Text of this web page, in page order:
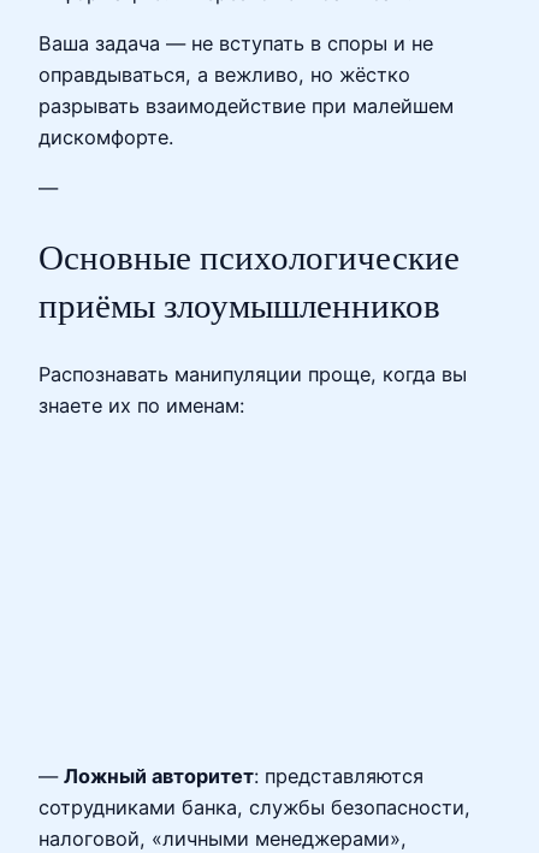
Ваша задача — не вступать в споры и не
оправдываться, а вежливо, но жёстко
разрывать взаимодействие при малейшем
дискомфорте.
—
Основные психологические
приёмы злоумышленников
Распознавать манипуляции проще, когда вы
знаете их по именам:
— Ложный авторитет: представляются
сотрудниками банка, службы безопасности,
налоговой, «личными менеджерами»,